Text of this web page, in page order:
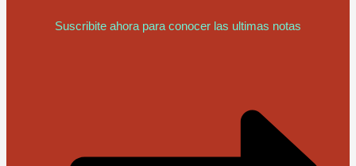
Suscribite ahora para conocer las ultimas notas